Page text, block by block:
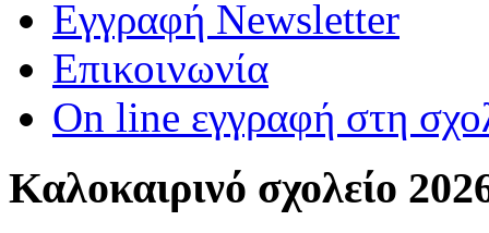
Εγγραφή Newsletter
Επικοινωνία
On line εγγραφή στη
Καλοκαιρινό σχολείο